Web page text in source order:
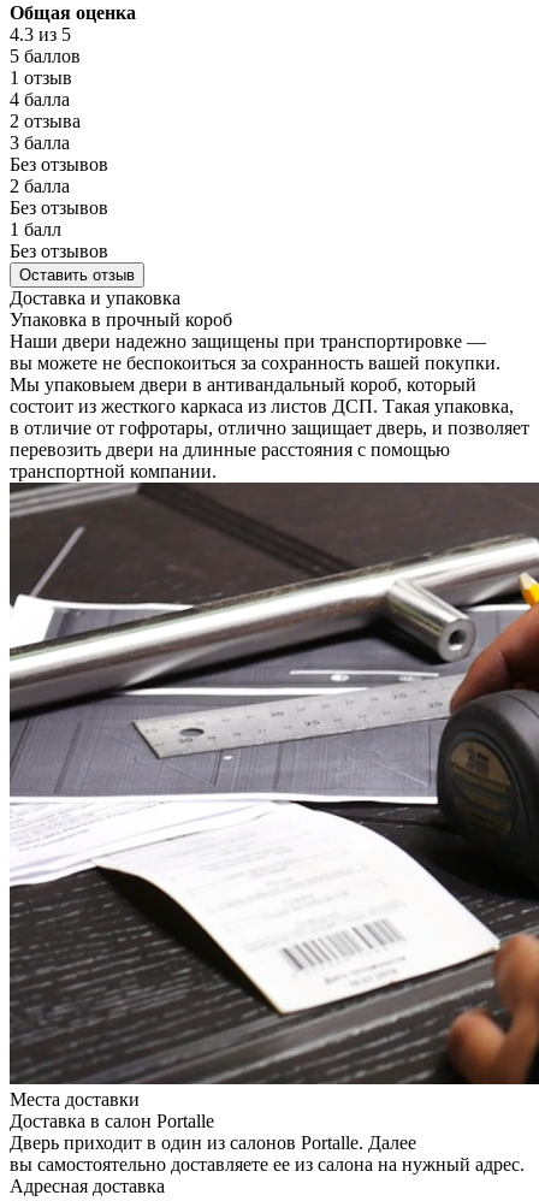
Общая оценка
4.3 из 5
5 баллов
1 отзыв
4 балла
2 отзыва
3 балла
Без отзывов
2 балла
Без отзывов
1 балл
Без отзывов
Оставить отзыв
Доставка и упаковка
Упаковка в прочный короб
Наши двери надежно защищены при транспортировке —
вы можете не беспокоиться за сохранность вашей покупки.
Мы упаковыем двери в антивандальный короб, который
состоит из жесткого каркаса из листов ДСП. Такая упаковка,
в отличие от гофротары, отлично защищает дверь, и позволяет
перевозить двери на длинные расстояния с помощью
транспортной компании.
Места доставки
Доставка в салон Portalle
Дверь приходит в один из салонов Portalle. Далее
вы самостоятельно доставляете ее из салона на нужный адрес.
Адресная доставка